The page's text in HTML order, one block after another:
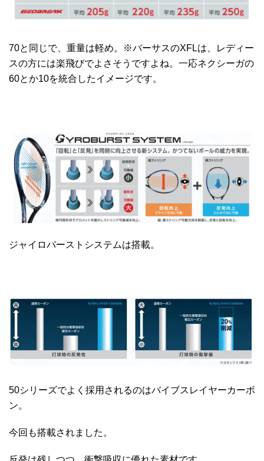
70と同じで、重量は軽め。※バーサスのXFLは、レディー
スの方には楽飛びでよさそうですよね。一応ネクシーガの
60とか10を統合したイメージです。
ジャイロバーストシステムは搭載。
50シリーズでよく採用されるのはバイブスレイヤーカーボ
ン。
今回も搭載されました。